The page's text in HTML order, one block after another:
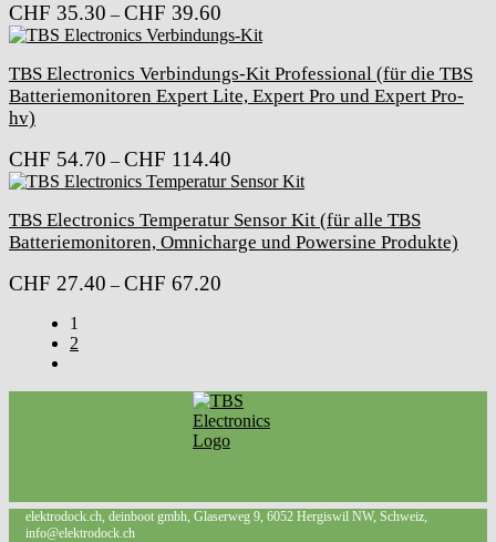
CHF 35.30 – CHF 39.60
CHF 35.30
bis
CHF 39.60
TBS Electronics Verbindungs-Kit Professional (für die TBS
Batteriemonitoren Expert Lite, Expert Pro und Expert Pro-
hv)
CHF 54.70 – CHF 114.40
CHF 54.70
bis
CHF 114.40
TBS Electronics Temperatur Sensor Kit (für alle TBS
Batteriemonitoren, Omnicharge und Powersine Produkte)
CHF 27.40 – CHF 67.20
1
2
elektrodock.ch, deinboot gmbh, Glaserweg 9, 6052 Hergiswil NW, Schweiz,
info@elektrodock.ch